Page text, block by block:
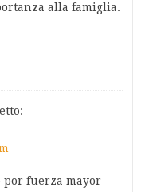
alla famiglia.
por fuerza mayor